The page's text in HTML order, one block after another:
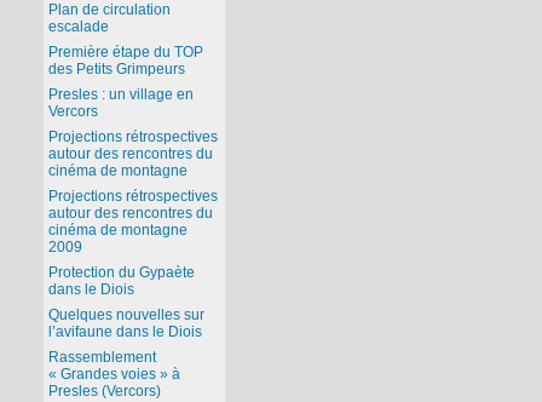
Plan de circulation
escalade
Première étape du TOP
des Petits Grimpeurs
Presles : un village en
Vercors
Projections rétrospectives
autour des rencontres du
cinéma de montagne
Projections rétrospectives
autour des rencontres du
cinéma de montagne
2009
Protection du Gypaète
dans le Diois
Quelques nouvelles sur
l’avifaune dans le Diois
Rassemblement
« Grandes voies » à
Presles (Vercors)